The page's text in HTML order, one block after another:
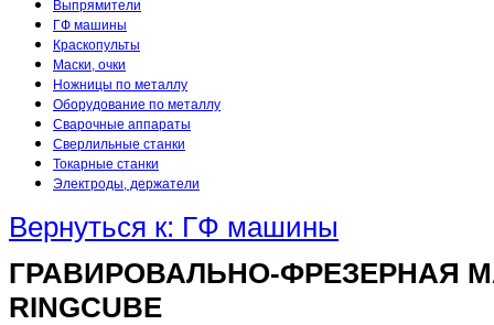
Выпрямители
ГФ машины
Краскопульты
Маски, очки
Ножницы по металлу
Оборудование по металлу
Сварочные аппараты
Сверлильные станки
Токарные станки
Электроды, держатели
Вернуться к: ГФ машины
ГРАВИРОВАЛЬНО-ФРЕЗЕРНАЯ
RINGCUBE